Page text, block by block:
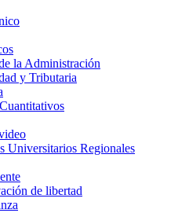
la Administración
y Tributaria
Universitarios Regionales
de libertad